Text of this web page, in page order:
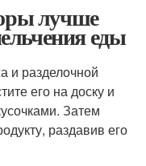
лучше
еды
и разделочной
его на доску и
Затем
раздавив его